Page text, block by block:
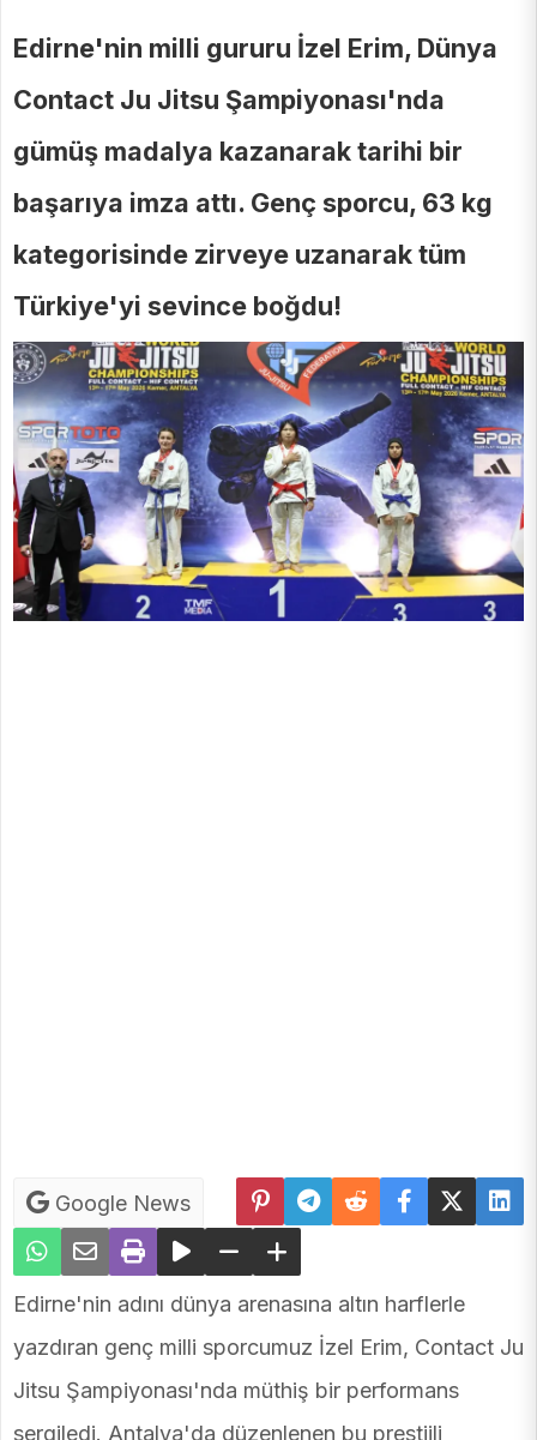
Edirne'nin milli gururu İzel Erim, Dünya
Contact Ju Jitsu Şampiyonası'nda
gümüş madalya kazanarak tarihi bir
başarıya imza attı. Genç sporcu, 63 kg
kategorisinde zirveye uzanarak tüm
Türkiye'yi sevince boğdu!
Google News
Edirne'nin adını dünya arenasına altın harflerle
yazdıran genç milli sporcumuz İzel Erim, Contact Ju
Jitsu Şampiyonası'nda müthiş bir performans
sergiledi. Antalya'da düzenlenen bu prestijli